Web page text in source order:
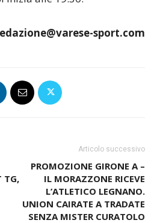
sport.com
TG,
Articolo successivo
PROMOZIONE GIRONE A –
IL MORAZZONE RICEVE
L’ATLETICO LEGNANO.
UNION CAIRATE A TRADATE
SENZA MISTER CURATOLO